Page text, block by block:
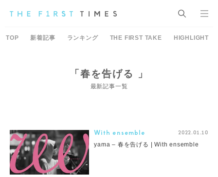
TOP 新着記事 ランキング THE FIRST TAKE HIGHLIGHT
「春を告げる 」
最新記事一覧
With ensemble 2022.01.10
yama – 春を告げる | With ensemble